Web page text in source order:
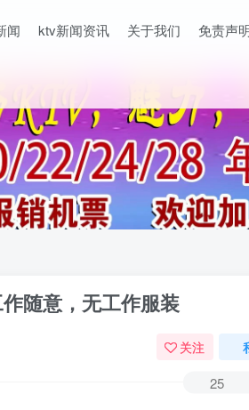
闻 ktv新闻资讯 关于我们 免责声
随意，无工作服装
关注
25